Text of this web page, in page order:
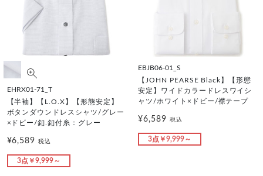
EHRX01-71_T
【半袖】【L.O.X】【形態安定】
ボタンダウンドレスシャツ/グレー
×ドビー/釦.釦付糸：グレー
¥6,589税込
3点￥9,999～
EBJB06-01_S
【JOHN PEARSE Black】【形態
安定】ワイドカラードレスワイシ
ャツ/ホワイト×ドビー/襟テープ
¥6,589 税込
3点￥9,999～